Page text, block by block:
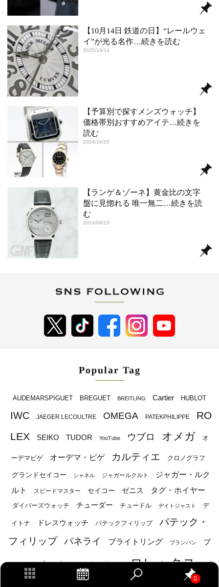
0
【10月14日 鉄道の日】“レールウェ
イ”が光る名作…続きを読む
2025/10/14
【予算別で探すメンズウォッチ】
価格帯別おすすめアイテ…続きを
読む
2024/10/15
【ランゲ＆ゾーネ】黄金比の文字
盤に見惚れる 唯一無二 …続きを読
む
2024/09/23
Popular Tag
AUDEMARSPIGUET BREGUET BREITLING Cartier HUBLOT
IWC JAEGER LECOULTRE OMEGA PATEKPHILIPPE
RO
LEX
SEIKO TUDOR YouTube ウブロ オメガ オ
ーデマピゲ オーデマ・ピゲ カルティエ クロノグラフ
グランドセイコー シャネル ジャガールクルト
ジャガー・ルク
ルト
スピードマスター セイコー ゼニス タグ・ホイヤー
ダイバーズウォッチ チューダー チュードル デイトジャスト デ
イトナ ドレスウォッチ パテックフィリップ
パテック・
フィリップ
パネライ ブライトリング ブランパン ブ
ルガリ ブレゲ ランゲ＆ゾーネ ロレックス ヴ